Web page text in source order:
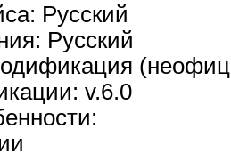
Русский
Русский
v.6.0